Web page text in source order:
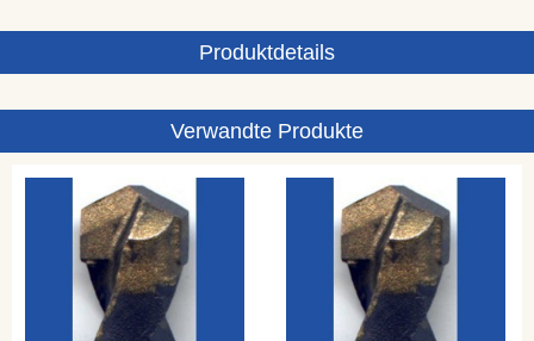
Produktdetails
Verwandte Produkte